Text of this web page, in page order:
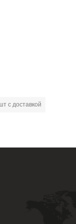
с доставкой